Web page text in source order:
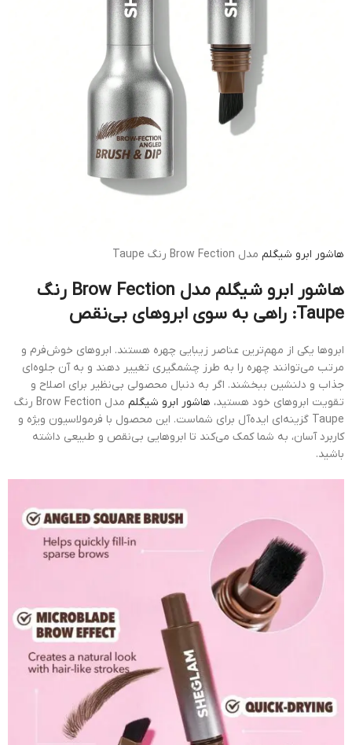
هاشور ابرو شیگلم مدل Brow Fection رنگ Taupe
هاشور ابرو شیگلم مدل Brow Fection رنگ
Taupe: راهی به سوی ابروهای بی‌نقص
ابروها یکی از مهم‌ترین عناصر زیبایی چهره هستند. ابروهای خوش‌فرم و
مرتب می‌توانند چهره را به طرز چشمگیری تغییر دهند و به آن جلوه‌ای
جذاب و دلنشین ببخشند. اگر به دنبال محصولی بی‌نظیر برای اصلاح و
تقویت ابروهای خود هستید، هاشور ابرو شیگلم
مدل Brow Fection رنگ
Taupe گزینه‌ای ایده‌آل برای شماست. این محصول با فرمولاسیون ویژه و
کاربرد آسان، به شما کمک می‌کند تا ابروهایی بی‌نقص و طبیعی داشته
باشید.